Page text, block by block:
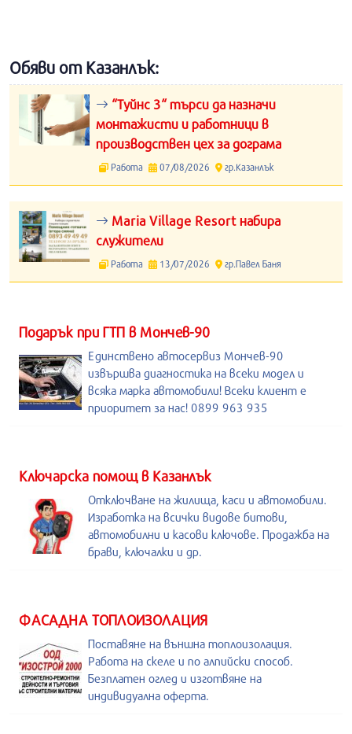
Обяви от Казанлък:
“Туйнс 3“ търси да назначи
монтажисти и работници в
производствен цех за дограма
Работа 07/08/2026 гр.Казанлък
Maria Village Resort набира
служители
Работа 13/07/2026 гр.Павел Баня
Подарък при ГТП в Мончев-90
Единствено автосервиз Мончев-90
извършва диагностика на всеки модел и
всяка марка автомобили! Всеки клиент е
приоритет за нас! 0899 963 935
Kлючарска помощ в Казанлък
Отключване на жилища, каси и автомобили.
Изработка на всички видове битови,
автомобилни и касови ключове. Продажба на
брави, ключалки и др.
ФАСАДНА ТОПЛОИЗОЛАЦИЯ
Поставяне на външна топлоизолация.
Работа на скеле и по алпийски способ.
Безплатен оглед и изготвяне на
индивидуална оферта.